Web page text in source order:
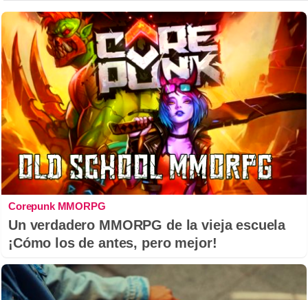
Corepunk MMORPG
Un verdadero MMORPG de la vieja escuela
¡Cómo los de antes, pero mejor!